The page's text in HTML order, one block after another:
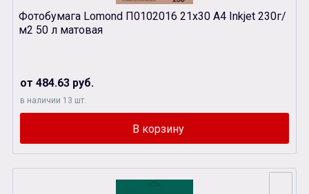
Фотобумага Lomond П0102016 21х30 A4 Inkjet 230г/
м2 50 л матовая
от 484.63 руб.
в наличии 13 шт.